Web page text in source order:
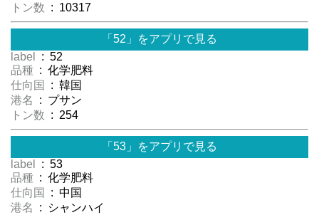
トン数 : 10317
「52」をアプリで見る
label
: 52
品種 : 化学肥料
仕向国
: 韓国
港名
: プサン
トン数 : 254
「53」をアプリで見る
label
: 53
品種 : 化学肥料
仕向国
: 中国
港名
: シャンハイ